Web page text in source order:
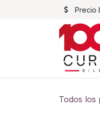
Precio
Todos los